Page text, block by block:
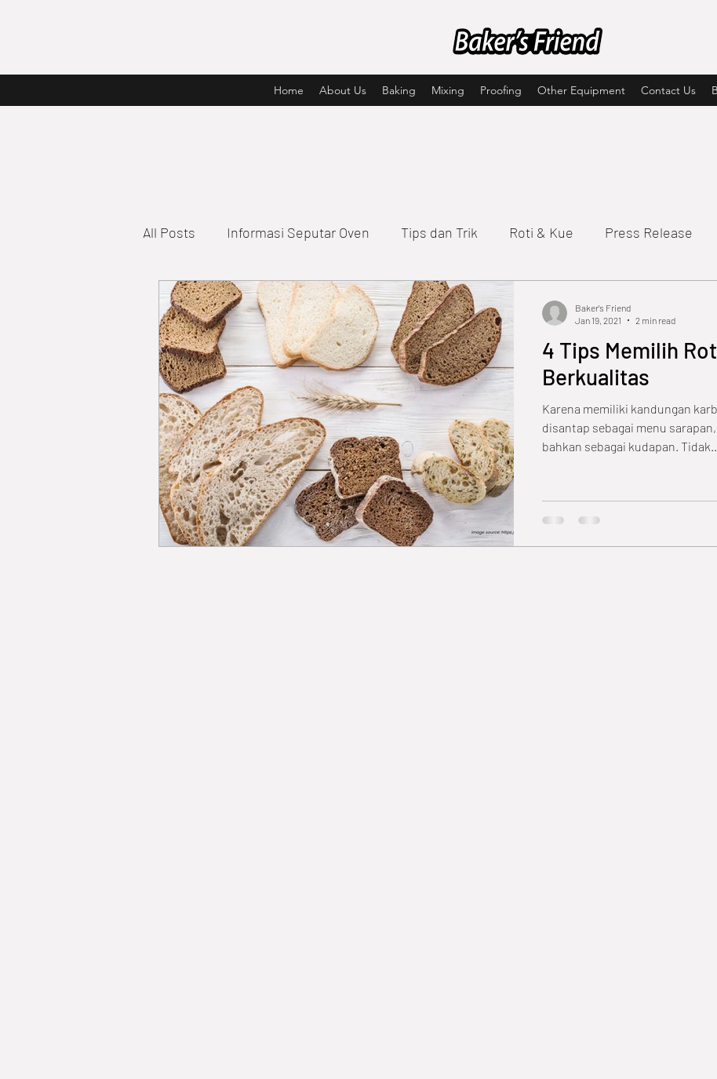
Home About Us Baking Mixing Proofing Other Equipment Contact Us
All Posts Informasi Seputar Oven Tips dan Trik Roti & Kue Press Release
Informasi Seputar Mixer
4 Tips Memilih
Berkualitas
Karena memiliki kandungan
disantap sebagai menu
bahkan sebagai kudapan. Tidak...
Baker's Friend
Jan 19, 2021
2 min read